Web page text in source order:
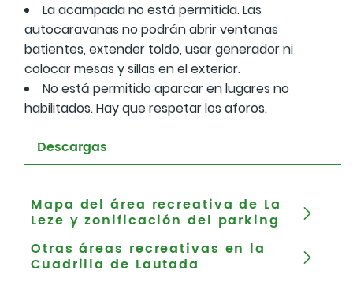
La acampada no está permitida. Las
autocaravanas no podrán abrir ventanas
batientes, extender toldo, usar generador ni
colocar mesas y sillas en el exterior.
No está permitido aparcar en lugares no
habilitados. Hay que respetar los aforos.
Descargas
Mapa del área recreativa de La
Leze y zonificación del parking
Otras áreas recreativas en la
Cuadrilla de Lautada